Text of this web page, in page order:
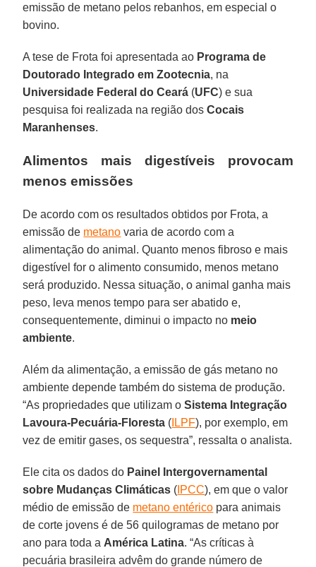
emissão de metano pelos rebanhos, em especial o
bovino.
A tese de Frota foi apresentada ao Programa de
Doutorado Integrado em Zootecnia, na
Universidade Federal do Ceará (UFC) e sua
pesquisa foi realizada na região dosCocais
Maranhenses.
Alimentos mais digestíveis provocam
menos emissões
De acordo com os resultados obtidos por Frota, a
emissão de metano varia de acordo com a
alimentação do animal. Quanto menos fibroso e mais
digestível for o alimento consumido, menos metano
será produzido. Nessa situação, o animal ganha mais
peso, leva menos tempo para ser abatido e,
consequentemente, diminui o impacto no meio
ambiente.
Além da alimentação, a emissão de gás metano no
ambiente depende também do sistema de produção.
“As propriedades que utilizam oSistema Integração
Lavoura-Pecuária-Floresta ( ILPF), por exemplo, em
vez de emitir gases, os sequestra”, ressalta o analista.
Ele cita os dados do Painel Intergovernamental
sobre Mudanças Climáticas ( IPCC), em que o valor
médio de emissão de metano entérico para animais
de corte jovens é de 56 quilogramas de metano por
ano para toda a América Latina. “As críticas à
pecuária brasileira advêm do grande número de